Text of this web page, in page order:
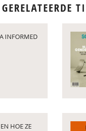
GERELATEERDE
INFORMED
HOE ZE